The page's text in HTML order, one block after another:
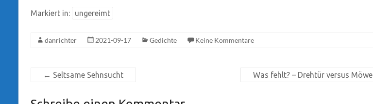
Markiert in: ungereimt
danrichter 2021-09-17 Gedichte Keine Kommentare
← Seltsame Sehnsucht Was fehlt? – Drehtür versus Möwe